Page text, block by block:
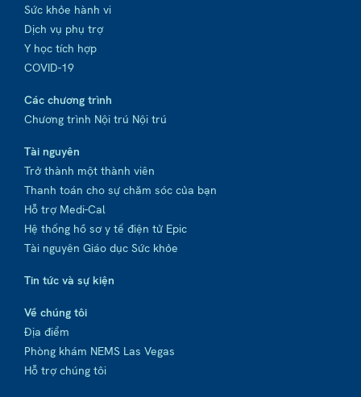
Sức khỏe hành vi
Dịch vụ phụ trợ
Y học tích hợp
COVID-19
Các chương trình
Chương trình Nội trú Nội trú
Tài nguyên
Trở thành một thành viên
Thanh toán cho sự chăm sóc của bạn
Hỗ trợ Medi-Cal
Hệ thống hồ sơ y tế điện tử Epic
Tài nguyên Giáo dục Sức khỏe
Tin tức và sự kiện
Về chúng tôi
Địa điểm
Phòng khám NEMS Las Vegas
Hỗ trợ chúng tôi